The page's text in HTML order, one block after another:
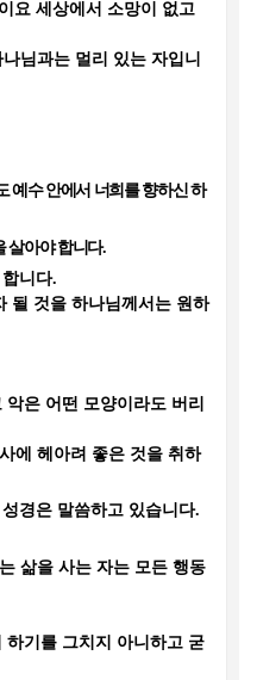
요 세상에서 소망이 없고
나님과는 멀리 있는 자입니
예수 안에서 너희를 향하신 하
살아야 합니다.
니다.
될 것을 하나님께서는 원하
은 어떤 모양이라도 버리
에 헤아려 좋은 것을 취하
경은 말씀하고 있습니다.
삶을 사는 자는 모든 행동
하기를 그치지 아니하고 굳